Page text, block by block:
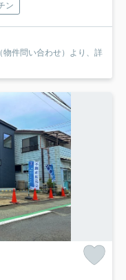
ン
件問い合わせ）より、詳